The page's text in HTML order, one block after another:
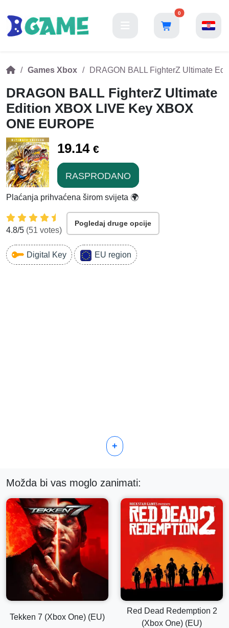
0
Games Xbox DRAGON BALL FighterZ Ultimate
DRAGON BALL FighterZ Ultimate
Edition XBOX LIVE Key XBOX
ONE EUROPE
19.14 €
RASPRODANO
Plaćanja prihvaćena širom svijeta 🌍
4.8/5 (51 votes)
Pogledaj druge opcije
Digital Key EU region
+
Možda bi vas moglo zanimati:
Tekken 7 (Xbox One) (EU)
Red Dead Redemption 2
(Xbox One) (EU)